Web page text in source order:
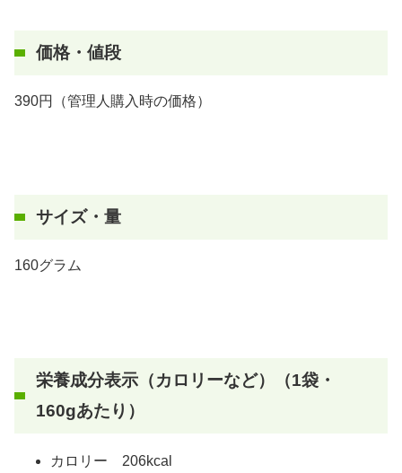
価格・値段
390円（管理人購入時の価格）
サイズ・量
160グラム
栄養成分表示（カロリーなど）（1袋・
160gあたり）
カロリー 206kcal